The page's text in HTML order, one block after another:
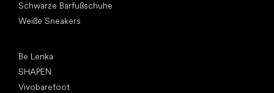
Schwarze Barfußschuhe
Weiße Sneakers
Be Lenka
SHAPEN
Vivobarefoot